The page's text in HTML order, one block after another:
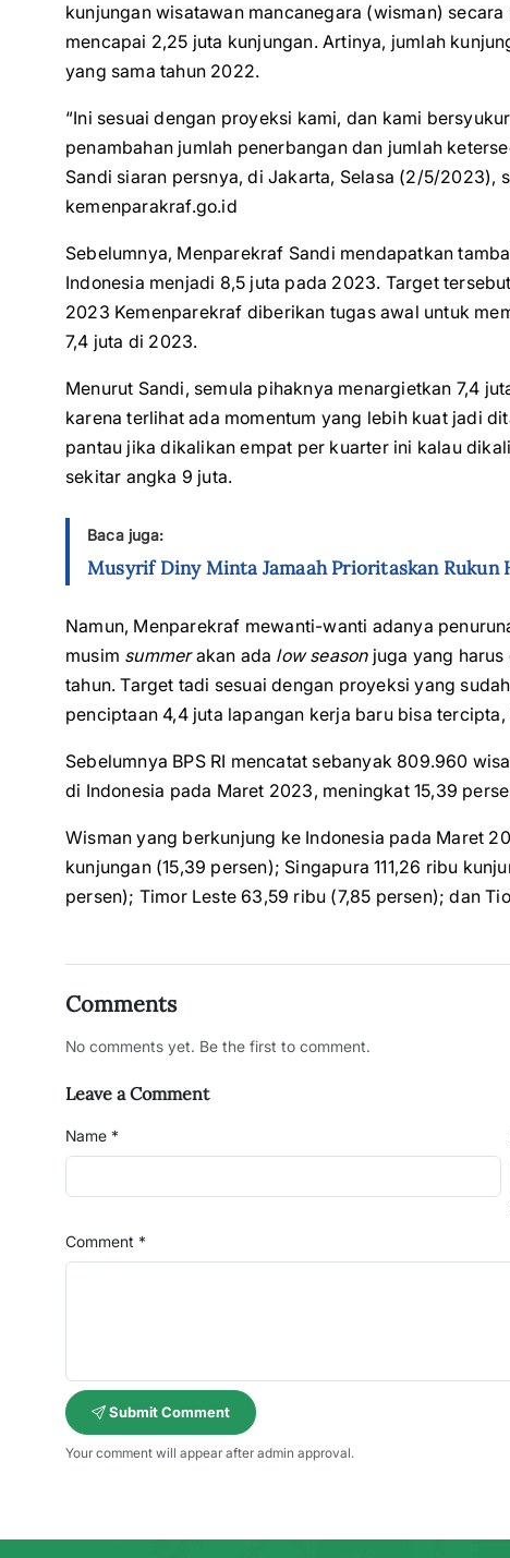
kunjungan wisatawan mancanegara (wisman)
mencapai 2,25 juta kunjungan. Artinya, jumlah
yang sama tahun 2022.
“Ini sesuai dengan proyeksi kami, dan kami
penambahan jumlah penerbangan dan jumlah
Sandi siaran persnya, di Jakarta, Selasa (2/5/2023),
kemenparakraf.go.id
Sebelumnya, Menparekraf Sandi mendapatkan
Indonesia menjadi 8,5 juta pada 2023. Target
2023 Kemenparekraf diberikan tugas awal untuk
7,4 juta di 2023.
Menurut Sandi, semula pihaknya menargietkan 7,4
karena terlihat ada momentum yang lebih kuat jadi
pantau jika dikalikan empat per kuarter ini kalau
sekitar angka 9 juta.
Baca juga:
Musyrif Diny Minta Jamaah Prioritaskan Rukun
Namun, Menparekraf mewanti-wanti adanya
musim summerakan ada low seasonjuga yang harus
tahun. Target tadi sesuai dengan proyeksi yang
penciptaan 4,4 juta lapangan kerja baru bisa
Sebelumnya BPS RI mencatat sebanyak 809.960
di Indonesia pada Maret 2023, meningkat 15,39
Wisman yang berkunjung ke Indonesia pada Maret
kunjungan (15,39 persen); Singapura 111,26 ribu
persen); Timor Leste 63,59 ribu (7,85 persen); dan
Comments
No comments yet. Be the first to comment.
Leave a Comment
Name *
Comment *
Submit Comment
Your comment will appear after admin approval.